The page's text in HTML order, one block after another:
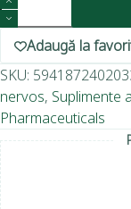
Adaugă la
SKU:
nervos, Suplimente
Pharmaceuticals